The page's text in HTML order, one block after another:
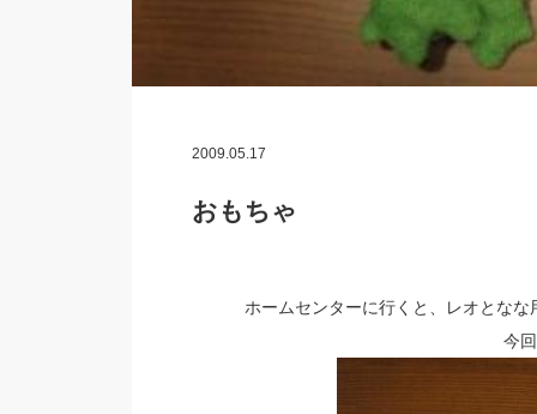
2009.05.17
おもちゃ
ホームセンターに行くと、レオとな
今